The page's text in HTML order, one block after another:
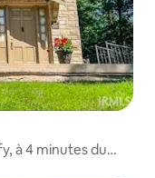
à 4 minutes du